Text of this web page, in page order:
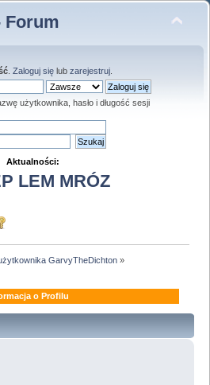
Forum
. Zaloguj sięlub zarejestruj.
użytkownika, hasło i długość sesji
Aktualności:
LEM MRÓZ
GarvyTheDichton»
o Profilu